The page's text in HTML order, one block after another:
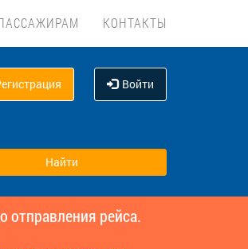
КОНТАКТЫ
Войти
отправления рейса.